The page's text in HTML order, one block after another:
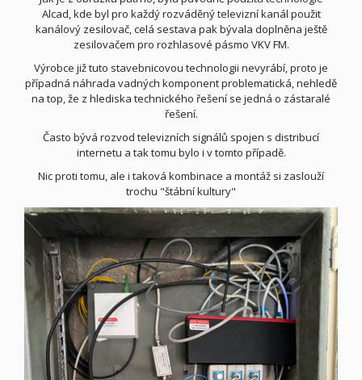
Alcad, kde byl pro každý rozváděný televizní kanál použit
kanálový zesilovač, celá sestava pak bývala doplněna ještě
zesilovačem pro rozhlasové pásmo VKV FM.
Výrobce již tuto stavebnicovou technologii nevyrábí, proto je
případná náhrada vadných komponent problematická, nehledě
na top, že z hlediska technického řešení se jedná o zástaralé
řešení.
Často bývá rozvod televizních signálů spojen s distribucí
internetu a tak tomu bylo i v tomto případě.
Nic proti tomu, ale i taková kombinace a montáž si zaslouží
trochu "štábní kultury"